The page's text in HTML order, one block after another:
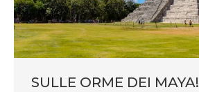
SULLE ORME DEI MAYA!